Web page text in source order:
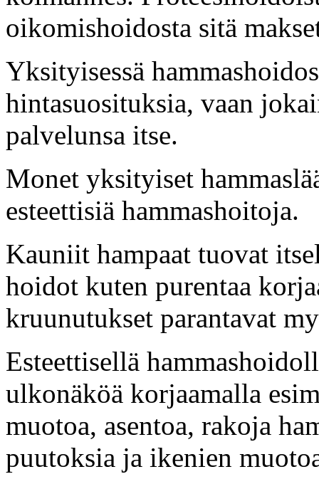
oikomishoidosta sitä
Yksityisessä
hintasuosituksia, vaan
palvelunsa itse.
Monet yksityiset
esteettisiä hammashoitoja.
Kauniit hampaat tuovat
hoidot kuten purentaa
kruunutukset parantavat
Esteettisellä
ulkonäköä korjaamalla
muotoa, asentoa, rakoja
puutoksia ja ikenien